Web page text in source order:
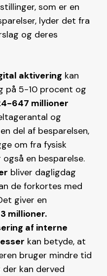
som er en
lyder det fra
og deres
aktivering kan
på 5-10 procent og
647 millioner
og
del af besparelsen,
om fra fysisk
en besparelse.
bliver dagligdag
de forkortes med
giver en
millioner.
af interne
kan betyde, at
bruger mindre tid
kan derved